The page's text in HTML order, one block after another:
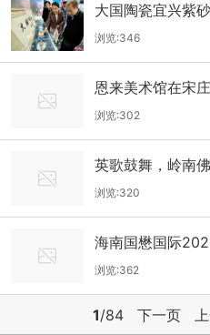
大国陶瓷宜兴紫
浏览:346
恩来美术馆在宋
立精神》艺术展·
浏览:302
英歌鼓舞，岭南
化艺术
浏览:320
海南国懋国际
浏览:362
1/84 下一页